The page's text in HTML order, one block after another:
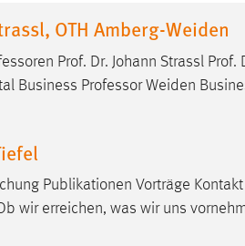
OTH Amberg-Weiden
Prof. Dr. Johann Strassl Prof.
Business ProfessorWeiden
Publikationen Vorträge
wir erreichen, was wir uns
Cookie speichert die
Einverständnis-Optionen